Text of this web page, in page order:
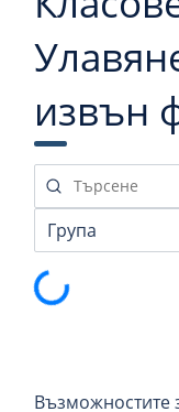
извън
Зареждане на данните …
Възможностите